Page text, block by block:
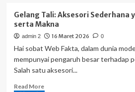
Gelang Tali: Aksesori Sederhana
serta Makna
admin 2 16 Maret 2026 0
Hai sobat Web Fakta, dalam dunia
mempunyai pengaruh besar terhadap
Salah satu aksesori...
Read MoreRead